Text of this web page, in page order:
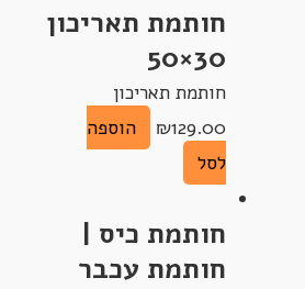
חותמת תאריכון
30×50
חותמת תאריכון
₪129.00
הוספה
לסל
חותמת כיס |
חותמת עכבר